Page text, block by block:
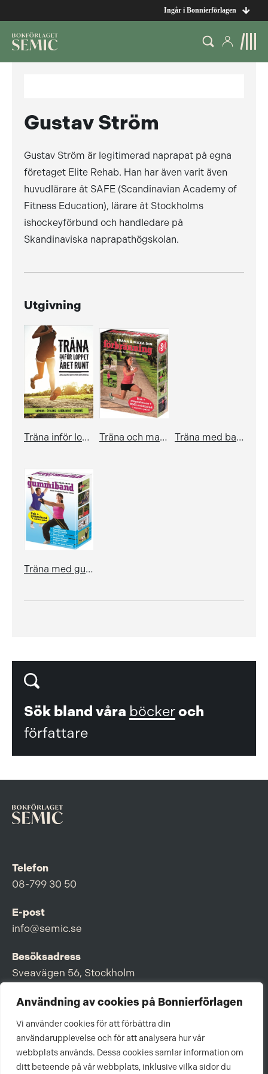
Användning av cookies på Bonnierförlagen
Vi använder cookies för att förbättra din
användarupplevelse och för att analysera hur vår
webbplats används. Dessa cookies samlar information om
ditt beteende på vår webbplats, inklusive vilka sidor du
Ingår i Bonnierförlagen
Gustav Ström
Gustav Ström är legitimerad naprapat på egna
företaget Elite Rehab. Han har även varit även
huvudlärare åt SAFE (Scandinavian Academy of
Fitness Education), lärare åt Stockholms
ishockeyförbund och handledare på
Skandinaviska naprapathögskolan.
Utgivning
Träna inför loppet - året runt Träna och maxa din förbränning (bok+kartong) Träna med balansboll (bok+kartong)
Träna med gummiband (bok+kartong)
Sök bland våra böckeroch
författare
Telefon
08-799 30 50
E-post
info@semic.se
Besöksadress
Sveavägen 56, Stockholm
Postadress
Box 3159, 103 63 Stockholm